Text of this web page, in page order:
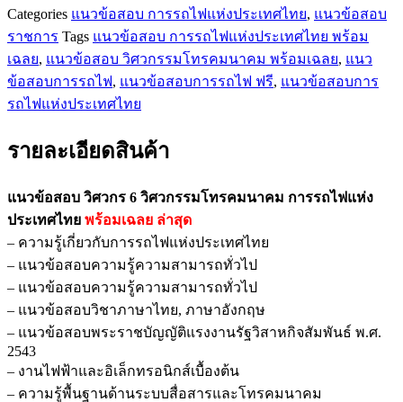
Categories แนวข้อสอบ การรถไฟแห่งประเทศไทย, แนวข้อสอบ
ราชการ Tags แนวข้อสอบ การรถไฟแห่งประเทศไทย พร้อม
เฉลย, แนวข้อสอบ วิศวกรรมโทรคมนาคม พร้อมเฉลย, แนว
ข้อสอบการรถไฟ, แนวข้อสอบการรถไฟ ฟรี, แนวข้อสอบการ
รถไฟแห่งประเทศไทย
รายละเอียดสินค้า
แนวข้อสอบ วิศวกร 6 วิศวกรรมโทรคมนาคม การรถไฟแห่ง
ประเทศไทย พร้อมเฉลย ล่าสุด
– ความรู้เกี่ยวกับการรถไฟแห่งประเทศไทย
– แนวข้อสอบความรู้ความสามารถทั่วไป
– แนวข้อสอบความรู้ความสามารถทั่วไป
– แนวข้อสอบวิชาภาษาไทย, ภาษาอังกฤษ
– แนวข้อสอบพระราชบัญญัติแรงงานรัฐวิสาหกิจสัมพันธ์ พ.ศ.
2543
– งานไฟฟ้าและอิเล็กทรอนิกส์เบื้องต้น
– ความรู้พื้นฐานด้านระบบสื่อสารและโทรคมนาคม